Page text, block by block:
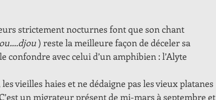
strictement nocturnes font que son chant
) reste la meilleure façon de déceler sa
confondre avec celui d’un amphibien : l’Alyte
vieilles haies et ne dédaigne pas les vieux platanes
un migrateur présent de mi-mars à septembre et